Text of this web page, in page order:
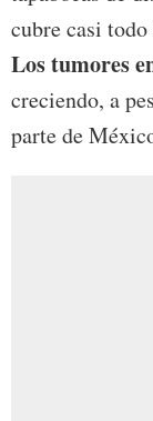
cubre casi
Los tumores
creciendo, a
parte de